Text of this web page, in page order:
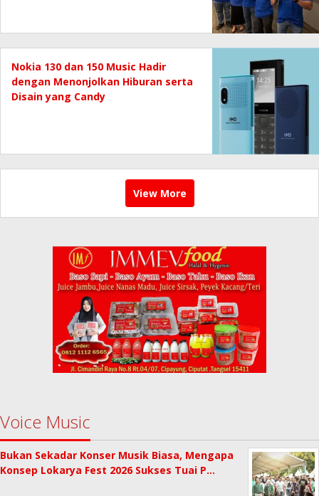
Nokia 130 dan 150 Music Hadir
dengan Menonjolkan Hiburan serta
Disain yang Candy
View More
Voice Music
Bukan Sekadar Konser Musik Biasa, Mengapa
Konsep Lokarya Fest 2026 Sukses Tuai P…